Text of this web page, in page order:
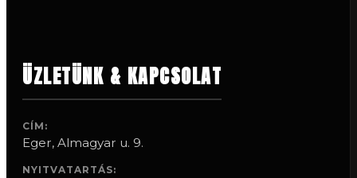
ÜZLETÜNK & KAPCSOLAT
CÍM:
Eger, Almagyar u. 9.
NYITVATARTÁS: